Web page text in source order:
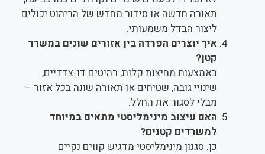
תאורה חדשה או סידור מחדש של הריהוט יכולים
ליצור הבדל משמעותי.
איך יוצרים הפרדה בין אזורים שונים במשרד
קטן?
באמצעות מחיצות קלות, רהיטים דו-צדדיים,
שינויי גובה, שטיחים או תאורה שונה בכל אזור –
מבלי לסגור את החלל.
האם עיצוב מינימליסטי מתאים במיוחד
למשרדים קטנים?
כן. סגנון מינימליסטי מדגיש קווים נקיים